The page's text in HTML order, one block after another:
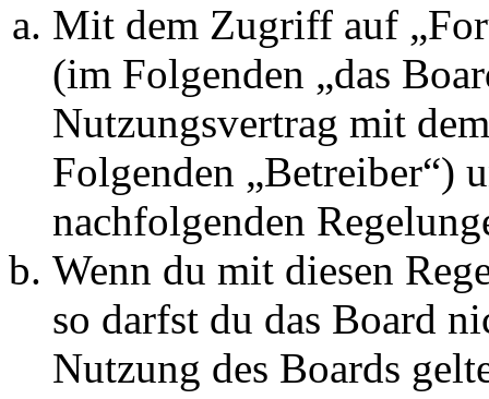
Mit dem Zugriff auf
(im Folgenden „das
Nutzungsvertrag mit
Folgenden „Betreiber“)
nachfolgenden
Wenn du mit diesen
so darfst du das Board
Nutzung des Boards